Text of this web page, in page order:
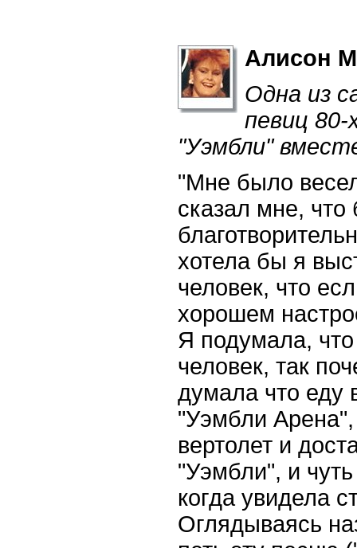
Алисон
Одна из
певиц
"Уэмбли"
"Мне было
сказал мне, что
хотела бы я
человек, что
хорошем
Я подумала,
человек, так
думала что еду
"Уэмбли
вертолет и
"Уэмбли", и
когда увидела
Оглядываясь